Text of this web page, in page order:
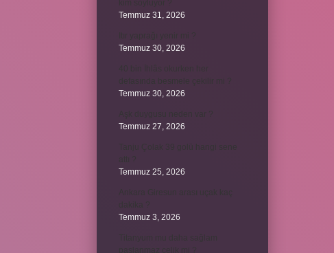
Temmuz 31, 2026
Temmuz 30, 2026
Temmuz 30, 2026
Temmuz 27, 2026
Temmuz 25, 2026
Temmuz 3, 2026